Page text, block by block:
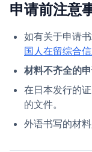
申请前注意
如有关于申请
国人在留综合
材料不齐全的
在日本发行的
的文件。
外语书写的材